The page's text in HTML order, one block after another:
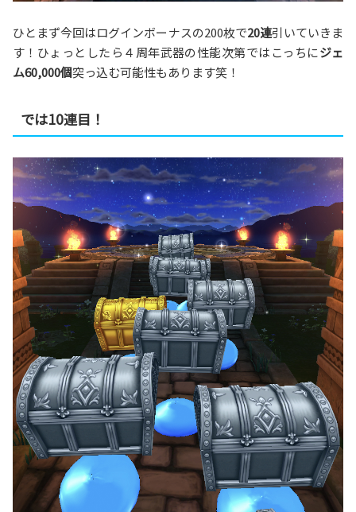
ひとまず今回はログインボーナスの200枚で20連引いていきま
す！ひょっとしたら４周年武器の性能次第ではこっちにジェ
ム60,000個突っ込む可能性もあります笑！
では10連目！